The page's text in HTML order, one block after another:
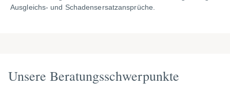
Ausgleichs- und Schadensersatzansprüche.
Unsere Beratungsschwerpunkte